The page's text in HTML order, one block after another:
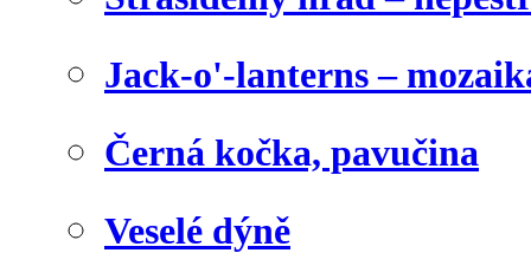
Jack-o'-lanterns –
Černá kočka, pavučina
Veselé dýně